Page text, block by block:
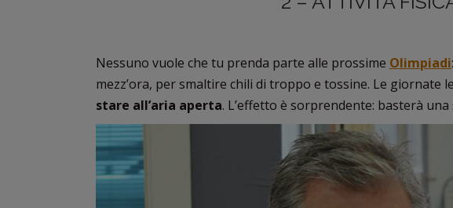
Nessuno vuole che tu prenda parte alle prossime Olimpiadi
mezz’ora, per smaltire chili di troppo e tossine. Le
stare all’aria aperta. L’effetto è sorprendente: basterà